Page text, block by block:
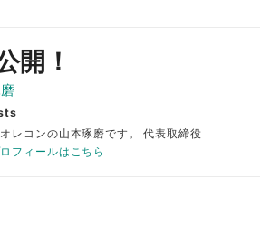
開！
オレコンの山本琢磨です。 代表取締役
フィールはこちら